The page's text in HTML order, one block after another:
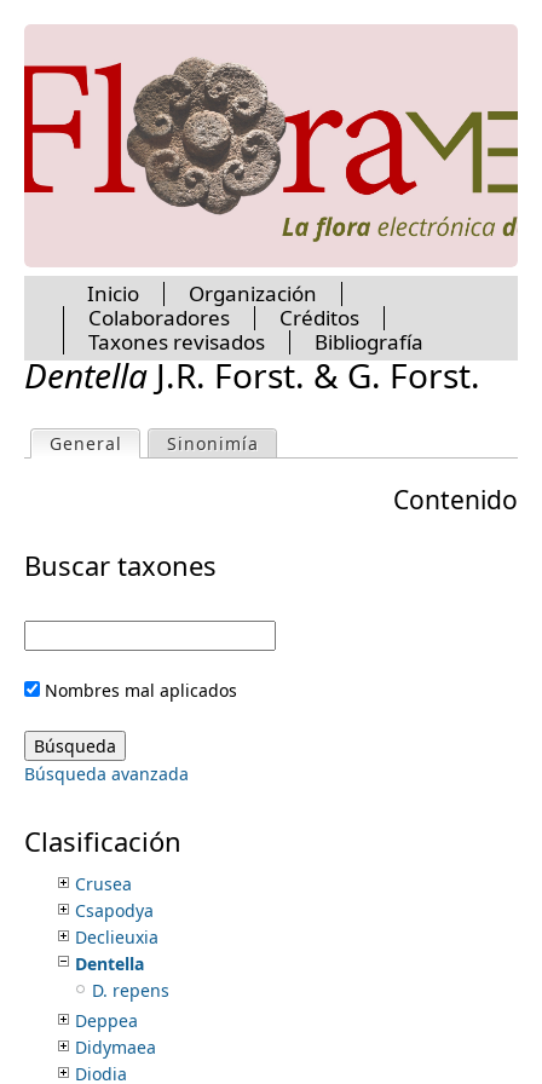
DentellaJ.R. Forst. & G. Forst.
P
i
m
r
y
t
General (active tab)
Sinonimía
Contenido
M
n
u
Inicio
Organización
Colaboradores
Créditos
Taxones revisados
Bibliografía
Buscar taxones
Nombres mal aplicados
Búsqueda avanzada
Clasificación
Allenanthus
Alseis
Amaioua
Antirhea
Appunia
Arachnothryx
Arcytophyllum
Balmea
Bellizinca
Bertiera
Blepharidium
Bonatia
Bouvardia
Calycophyllum
Cephalanthus
Chione
Coccocypselum
Cosmibuena
Cosmocalyx
Coutaportla
Coutarea
Crusea
Csapodya
Declieuxia
Dentella
D. repens
Deppea
Didymaea
Diodia